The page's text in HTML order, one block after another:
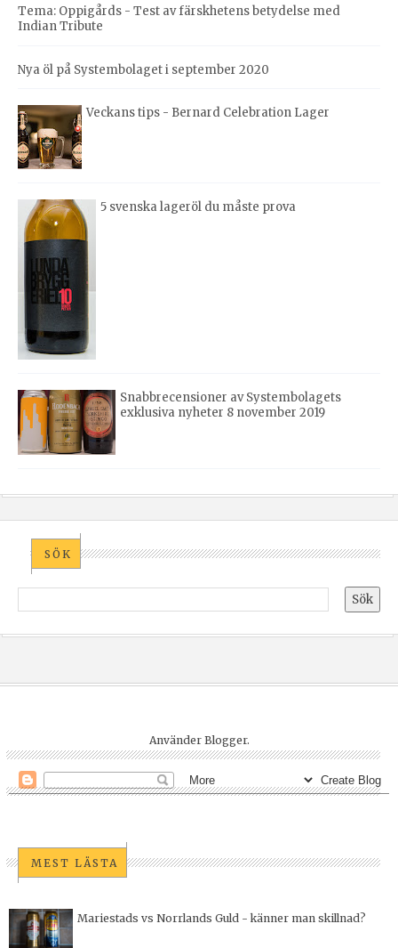
Tema: Oppigårds - Test av färskhetens betydelse med
Indian Tribute
Nya öl på Systembolaget i september 2020
Veckans tips - Bernard Celebration Lager
5 svenska lageröl du måste prova
Snabbrecensioner av Systembolagets
exklusiva nyheter 8 november 2019
SÖK
Använder Blogger.
MEST LÄSTA
Mariestads vs Norrlands Guld - känner man skillnad?